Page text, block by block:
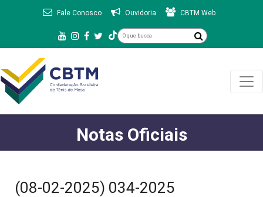
Fale Conosco Ouvidoria CBTM Web
Notas Oficiais
(08-02-2025) 034-2025